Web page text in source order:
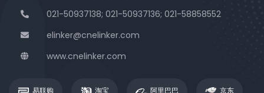
021-50937138; 021-50937136; 021-58858552
elinker@cnelinker.com
www.cnelinker.com
易联购 淘宝 阿里巴巴 京东